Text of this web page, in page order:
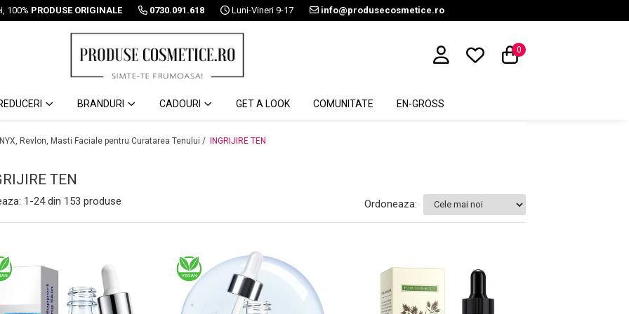
100% PRODUSE ORIGINALE 0730.091.618 Luni-Vineri 9-17 info@produsecosmetice.ro
0
BRANDURI CADOURI GET A LOOK COMUNITATE EN-GROSS
Revlon, Masti Faciale pentru Curatarea Tenului / INGRIJIRE TEN
TEN
1-24din 153 produse Ordoneaza: